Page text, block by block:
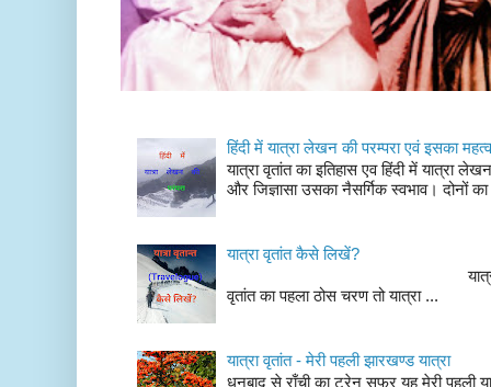
हिंदी में यात्रा लेखन की परम्परा एवं इसका महत्व
यात्रा वृतांत का इतिहास एव हिंदी में यात्रा
और जिज्ञासा उसका नैसर्गिक स्वभाव। दोनों
यात्रा वृतांत कैसे लिखें?
यात्रा वृतांत लेखन के
वृतांत का पहला ठोस चरण तो यात्रा ...
यात्रा वृतांत - मेरी पहली झारखण्ड यात्रा
धनबाद से राँची का ट्रेन सफर यह मेरी पहली